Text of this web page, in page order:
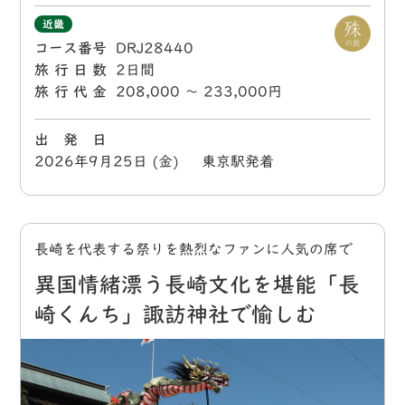
近畿
コース番号
DRJ28440
旅行日数
2日間
旅行代金
208,000 〜 233,000円
出 発 日
2026年9月25日 (金) 東京駅発着
長崎を代表する祭りを熱烈なファンに人気の席で
異国情緒漂う長崎文化を堪能「長
崎くんち」諏訪神社で愉しむ